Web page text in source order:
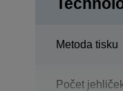
Metoda tisku
Počet